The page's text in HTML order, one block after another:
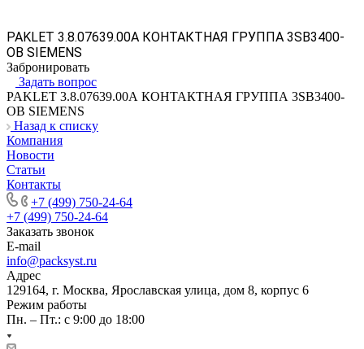
PAKLET 3.8.07639.00А КОНТАКТНАЯ ГРУППА 3SB3400-
OB SIEMENS
Забронировать
Задать вопрос
PAKLET 3.8.07639.00А КОНТАКТНАЯ ГРУППА 3SB3400-
OB SIEMENS
Назад к списку
Компания
Новости
Статьи
Контакты
+7 (499) 750-24-64
+7 (499) 750-24-64
Заказать звонок
E-mail
info@packsyst.ru
Адрес
129164, г. Москва, Ярославская улица, дом 8, корпус 6
Режим работы
Пн. – Пт.: с 9:00 до 18:00